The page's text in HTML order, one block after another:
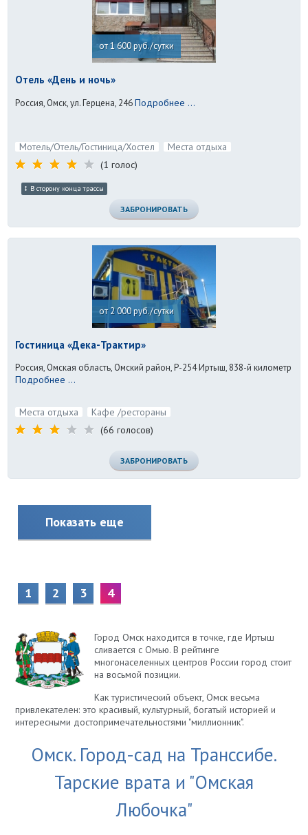
от 1 600 руб./сутки
Отель «День и ночь»
Россия, Омск, ул. Герцена, 246Подробнее ...
Мотель/Отель/Гостиница/Хостел
Места отдыха
(1 голос)
В сторону конца трассы
ЗАБРОНИРОВАТЬ
от 2 000 руб./сутки
Гостиница «Дека-Трактир»
Россия, Омская область, Омский район, Р-254 Иртыш, 838-й километр
Подробнее ...
Места отдыха
Кафе /рестораны
(66 голосов)
ЗАБРОНИРОВАТЬ
Показать еще
1 2 3 4
Город Омск находится в точке, где Иртыш
сливается с Омью. В рейтинге
многонаселенных центров России город стоит
на восьмой позиции.
Как туристический объект, Омск весьма
привлекателен: это красивый, культурный, богатый историей и
интересными достопримечательностями "миллионник".
Омск. Город-сад на Транссибе.
Тарские врата и "Омская
Любочка"